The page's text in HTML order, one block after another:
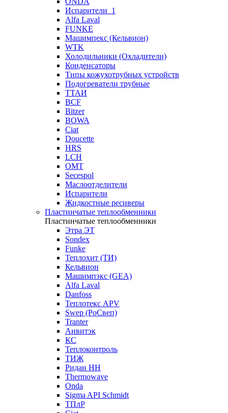
Испарители_1
Alfa Laval
FUNKE
Машимпекс (Кельвион)
WTK
Холодильники (Охладители)
Конденсаторы
Типы кожухотрубных устройств
Подогреватели трубные
ТТАИ
BCF
Bitzer
BOWA
Ciat
Doucette
HRS
LCH
OMT
Secespol
Маслоотделители
Испарители
Жидкостные ресиверы
Пластинчатые теплообменники
Пластинчатые теплообменники
Этра ЭТ
Sondex
Funke
Теплохит (ТИ)
Кельвион
Машимпэкс (GEA)
Alfa Laval
Danfoss
Теплотекс APV
Swep (РоСвеп)
Tranter
Анвитэк
КС
Теплоконтроль
ТИЖ
Ридан НН
Thermowave
Onda
Sigma API Schmidt
ТПлР